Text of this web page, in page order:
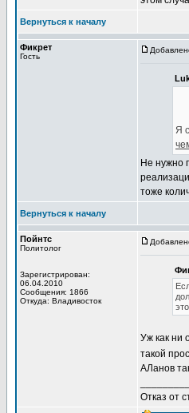
Вернуться к началу
Фикрет
Гость
Я
Не нужно
тоже
Вернуться к началу
Пойнтс
Политолог
Зарегистрирован:
06.04.2010
Сообщения: 1866
Откуда: Владивосток
Уж как ни
такой
АЛанов
Отказ от